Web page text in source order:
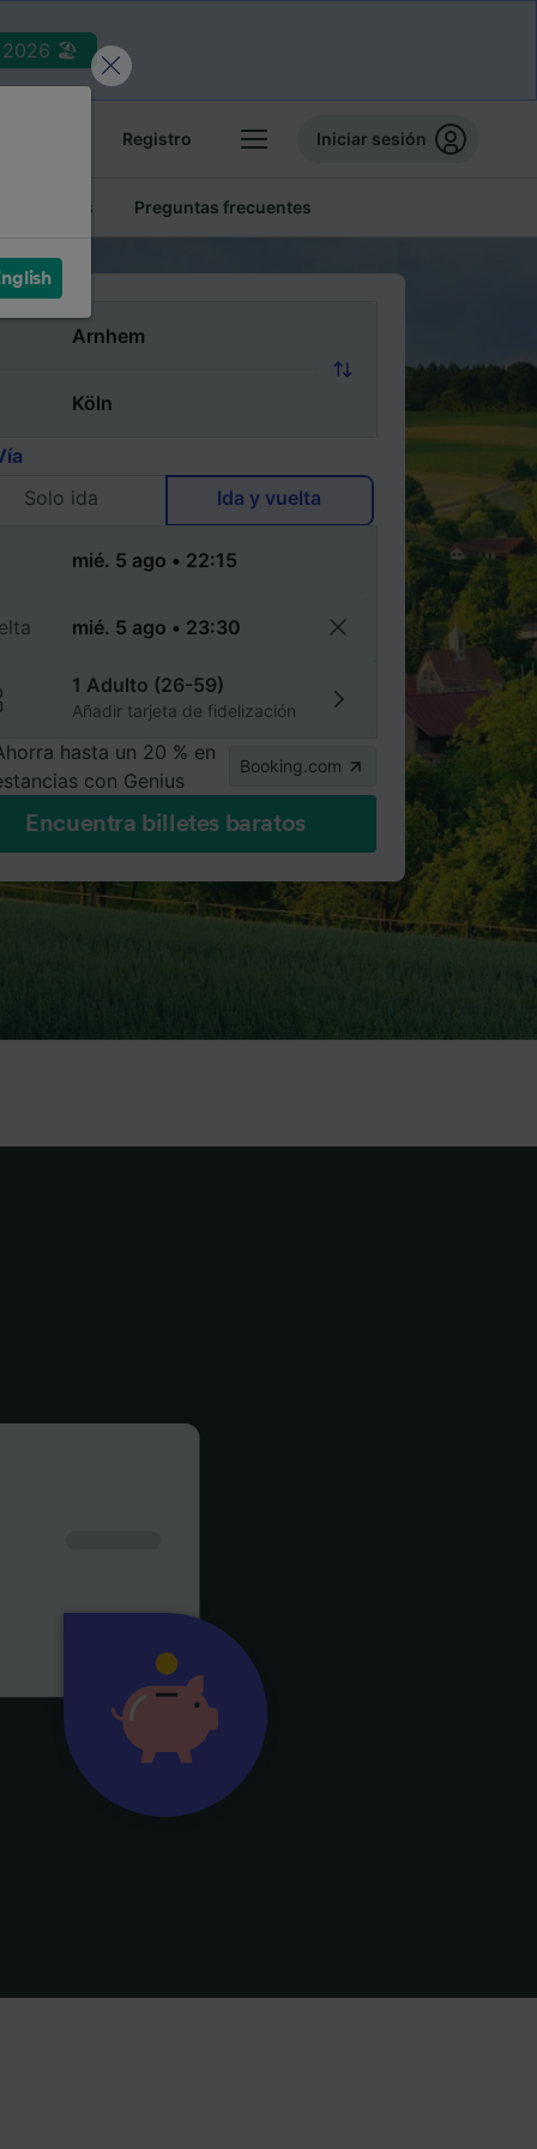
2026 🏖️
Registro Iniciar sesión
baratos Preguntas frecuentes
Solo ida
Ida y vuelta
1 Adulto (26-59)
Añadir tarjeta de fidelización
hasta un 20 % en
con Genius
Booking.com
Encuentra billetes baratos